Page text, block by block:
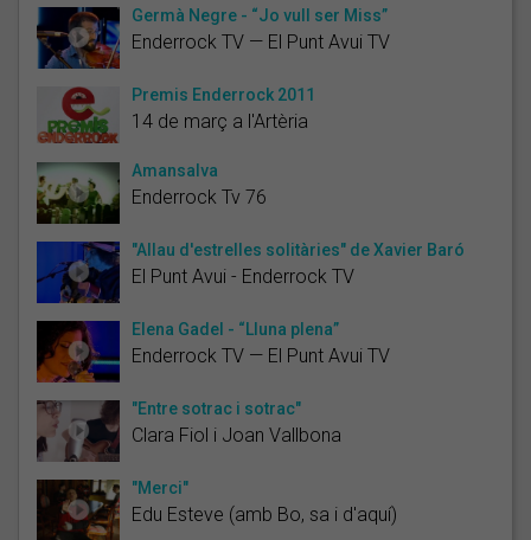
Germà Negre - “Jo vull ser Miss”
Enderrock TV — El Punt Avui TV
Premis Enderrock 2011
14 de març a l'Artèria
Amansalva
Enderrock Tv 76
"Allau d'estrelles solitàries" de Xavier Baró
El Punt Avui - Enderrock TV
Elena Gadel - “Lluna plena”
Enderrock TV — El Punt Avui TV
"Entre sotrac i sotrac"
Clara Fiol i Joan Vallbona
"Merci"
Edu Esteve (amb Bo, sa i d'aquí)